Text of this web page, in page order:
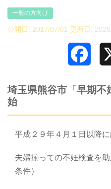
一般の方向け
公開日: 2017/07/01 更新日:
埼玉県熊谷市「早期不
始
平成２９年４月１日以降
夫婦揃っての不妊検査を
条件）